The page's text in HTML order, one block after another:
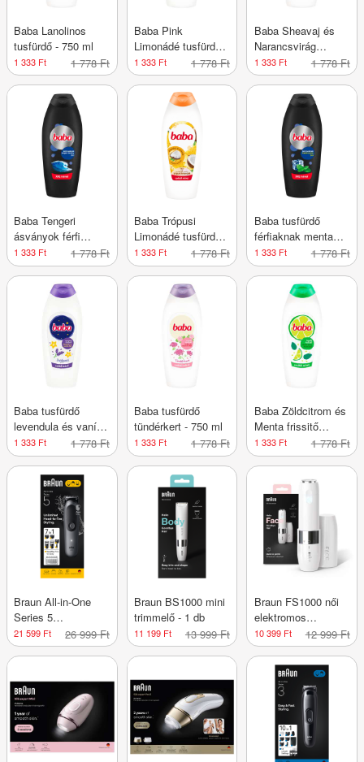
Baba Lanolinos
tusfürdő - 750 ml
1 333 Ft 1 778 Ft
Baba Pink
Limonádé tusfürdő -
750 ml
1 333 Ft 1 778 Ft
Baba Sheavaj és
Narancsvirág
tusfürdő - 750 ml
1 333 Ft 1 778 Ft
Baba Tengeri
ásványok férfi
tusfürdő - 750 ml
1 333 Ft 1 778 Ft
Baba Trópusi
Limonádé tusfürdő -
750 ml
1 333 Ft 1 778 Ft
Baba tusfürdő
férfiaknak menta
illattal - 750 ml
1 333 Ft 1 778 Ft
Baba tusfürdő
levendula és vanília
ilattal - 750 ml
1 333 Ft 1 778 Ft
Baba tusfürdő
tündérkert - 750 ml
1 333 Ft 1 778 Ft
Baba Zöldcitrom és
Menta frissitő
tusfürdő - 750 ml
1 333 Ft 1 778 Ft
Braun All-in-One
Series 5
multifunkciós
szőrtelenítőkészlet
21 599 Ft 26 999 Ft
Braun BS1000 mini
trimmelő - 1 db
11 199 Ft 13 999 Ft
Braun FS1000 női
elektromos
szőrtelenítő - 1 db
10 399 Ft 12 999 Ft